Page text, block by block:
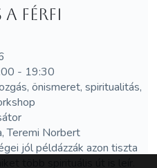
a Férfi
- 19:30
önismeret, spiritualitás,
Teremi Norbert
jól példázzák azon tiszta